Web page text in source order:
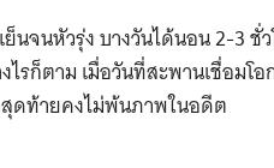
จนหัวรุ่ง บางวันได้นอน 2-3 ชั่
งไรก็ตาม เมื่อวันที่สะพานเชื่อม
สุดท้ายคงไม่พ้นภาพในอดีต